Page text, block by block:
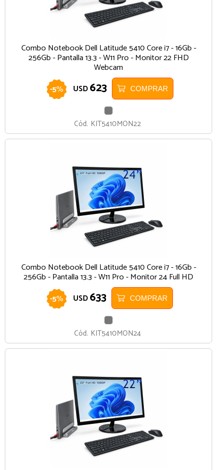
Combo Notebook Dell Latitude 5410 Core i7 - 16Gb -
256Gb - Pantalla 13.3 - W11 Pro - Monitor 22 FHD
Webcam
-5% USD 623 COMPRAR
Cód. KIT5410MON22
Combo Notebook Dell Latitude 5410 Core i7 - 16Gb -
256Gb - Pantalla 13.3 - W11 Pro - Monitor 24 Full HD
-5% USD 633 COMPRAR
Cód. KIT5410MON24